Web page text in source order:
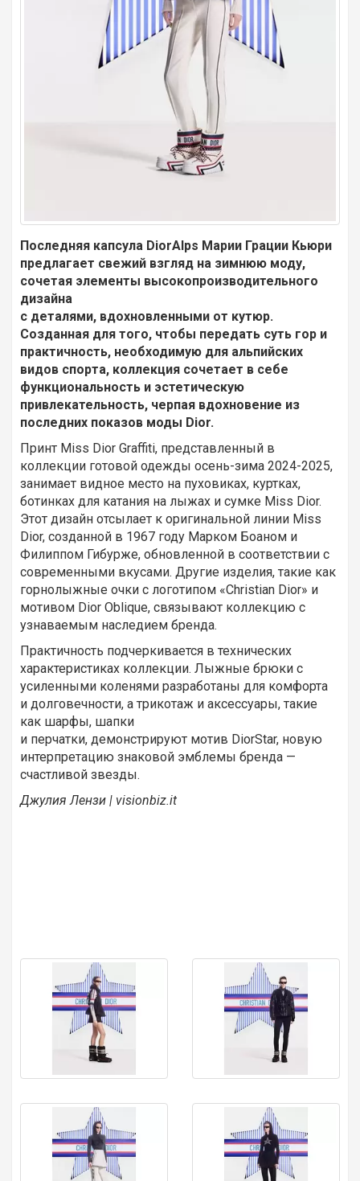
Последняя капсула DiorAlps Марии Грации Кьюри
предлагает свежий взгляд на зимнюю моду,
сочетая элементы высокопроизводительного
дизайна
с деталями, вдохновленными от кутюр.
Созданная для того, чтобы передать суть гор и
практичность, необходимую для альпийских
видов спорта, коллекция сочетает в себе
функциональность и эстетическую
привлекательность, черпая вдохновение из
последних показов моды Dior.
Принт Miss Dior Graffiti, представленный в
коллекции готовой одежды осень-зима 2024-2025,
занимает видное место на пуховиках, куртках,
ботинках для катания на лыжах и сумке Miss Dior.
Этот дизайн отсылает к оригинальной линии Miss
Dior, созданной в 1967 году Марком Боаном и
Филиппом Гибурже, обновленной в соответствии с
современными вкусами. Другие изделия, такие как
горнолыжные очки с логотипом «Christian Dior» и
мотивом Dior Oblique, связывают коллекцию с
узнаваемым наследием бренда.
Практичность подчеркивается в технических
характеристиках коллекции. Лыжные брюки с
усиленными коленями разработаны для комфорта
и долговечности, а трикотаж и аксессуары, такие
как шарфы, шапки
и перчатки, демонстрируют мотив DiorStar, новую
интерпретацию знаковой эмблемы бренда —
счастливой звезды.
Джулия Лензи | visionbiz.it